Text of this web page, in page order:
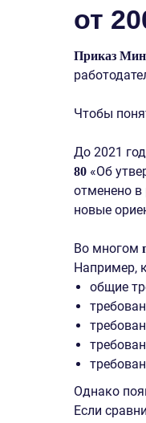
от
Приказ
Чтобы
До 2021
80 «Об
отменено в
новые
Во многом
Например,
общие
Однако
Если